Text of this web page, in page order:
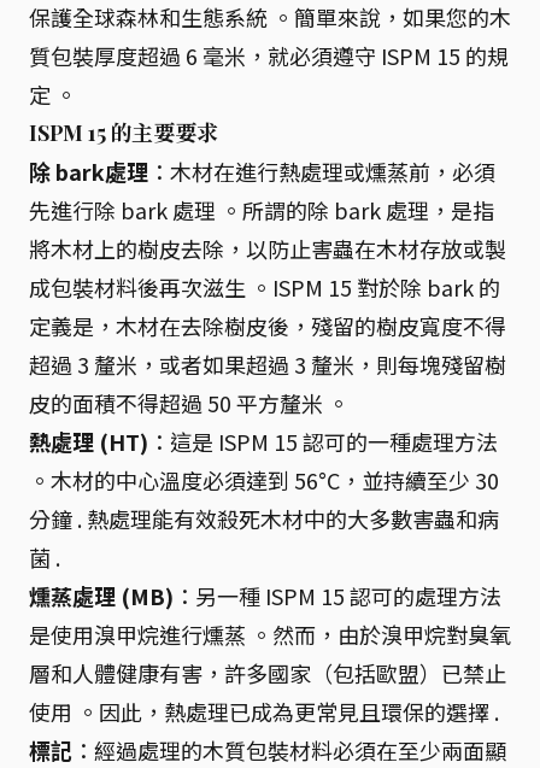
保護全球森林和生態系統 。簡單來說，如果您的木
質包裝厚度超過 6 毫米，就必須遵守 ISPM 15 的規
定 。
ISPM 15 的主要要求
除 bark處理 ：木材在進行熱處理或燻蒸前，必須
先進行除 bark 處理 。所謂的除 bark 處理，是指
將木材上的樹皮去除，以防止害蟲在木材存放或製
成包裝材料後再次滋生 。ISPM 15 對於除 bark 的
定義是，木材在去除樹皮後，殘留的樹皮寬度不得
超過 3 釐米，或者如果超過 3 釐米，則每塊殘留樹
皮的面積不得超過 50 平方釐米 。
熱處理 (HT) ：這是 ISPM 15 認可的一種處理方法
。木材的中心溫度必須達到 56°C，並持續至少 30
分鐘 . 熱處理能有效殺死木材中的大多數害蟲和病
菌 .
燻蒸處理 (MB) ：另一種 ISPM 15 認可的處理方法
是使用溴甲烷進行燻蒸 。然而，由於溴甲烷對臭氧
層和人體健康有害，許多國家（包括歐盟）已禁止
使用 。因此，熱處理已成為更常見且環保的選擇 .
標記 ：經過處理的木質包裝材料必須在至少兩面顯